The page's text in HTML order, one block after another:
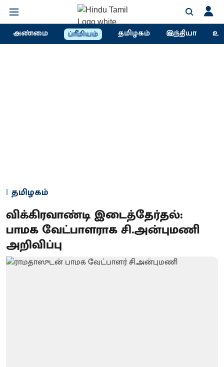
அண்மை ப்ரீமியம் தமிழகம் இந்தியா
தமிழகம்
விக்கிரவாண்டி இடைத்தேர்தல்:
பாமக வேட்பாளராக சி.அன்புமணி
அறிவிப்பு